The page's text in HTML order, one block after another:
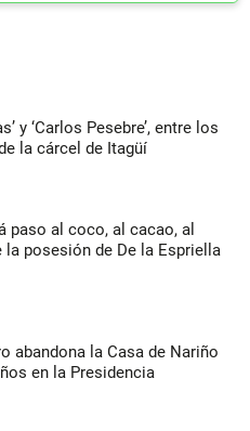
y ‘Carlos Pesebre’, entre los
la cárcel de Itagüí
paso al coco, al cacao, al
la posesión de De la Espriella
abandona la Casa de Nariño
en la Presidencia